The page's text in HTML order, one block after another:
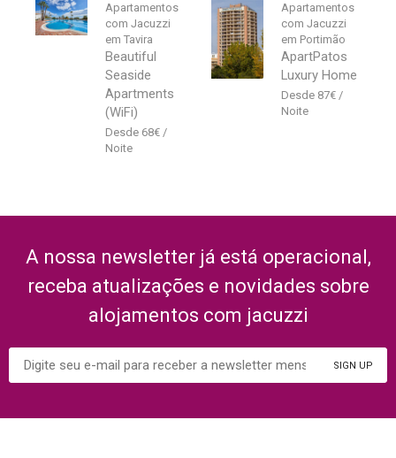
Apartamentos
com Jacuzzi
em Tavira
Beautiful
Seaside
Apartments
(WiFi)
68€
Apartamentos
com Jacuzzi
em Portimão
ApartPatos
Luxury Home
87€
A nossa newsletter já está operacional,
receba atualizações e novidades sobre
alojamentos com jacuzzi